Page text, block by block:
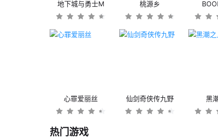
地下城与勇士M 桃源乡
心罪爱丽丝 仙剑奇侠传九野 黑
热门游戏